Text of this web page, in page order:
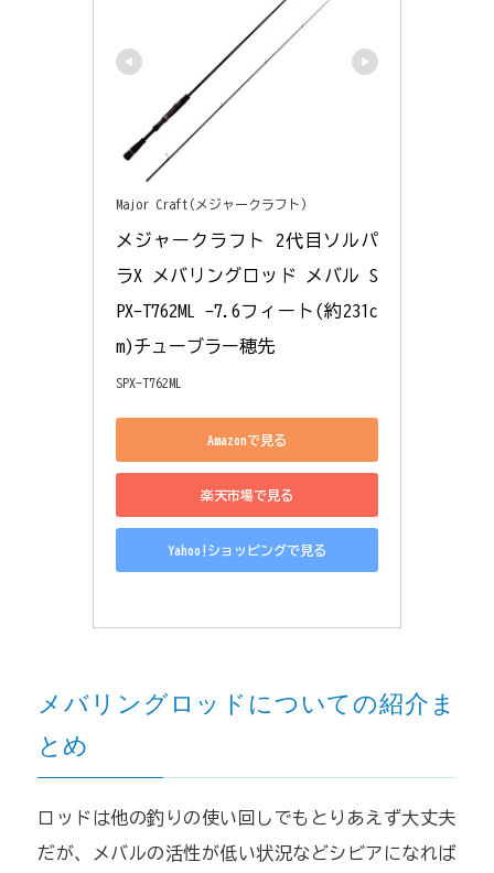
Major Craft(メジャークラフト)
メジャークラフト 2代目ソルパ
ラX メバリングロッド メバル S
PX-T762ML -7.6フィート(約231c
m)チューブラー穂先
SPX-T762ML
Amazonで見る
楽天市場で見る
Yahoo!ショッピングで見る
メバリングロッドについての紹介ま
とめ
ロッドは他の釣りの使い回しでもとりあえず大丈夫
だが、メバルの活性が低い状況などシビアになれば